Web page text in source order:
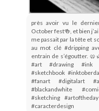
près avoir vu le
October fest🍻, et bien
me passait par la tête et
au mot clé #dripping
entrain de s’égoutter.
#art #drawing #ink
#sketchbook
#fanart #digitalart
#blackandwhite
#sketching
#caracterdesign